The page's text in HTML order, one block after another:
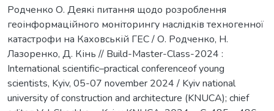
Родченко О. Деякі питання щодо розроблення
геоінформаційного моніторингу наслідків техногенної
катастрофи на Каховській ГЕС / О. Родченко, Н.
Лазоренко, Д. Кінь // Build-Master-Class-2024 :
International scientific–practical conferenceof young
scientists, Kyiv, 05-07 november 2024 / Kyiv national
university of construction and architecture (KNUCA); chief